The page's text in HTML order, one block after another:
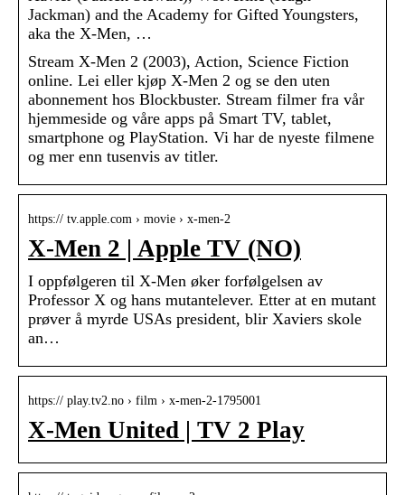
Jackman) and the Academy for Gifted Youngsters,
aka the X-Men, …
Stream X-Men 2 (2003), Action, Science Fiction
online. Lei eller kjøp X-Men 2 og se den uten
abonnement hos Blockbuster. Stream filmer fra vår
hjemmeside og våre apps på Smart TV, tablet,
smartphone og PlayStation. Vi har de nyeste filmene
og mer enn tusenvis av titler.
https:// tv.apple.com › movie › x-men-2
X-Men 2 | Apple TV (NO)
I oppfølgeren til X-Men øker forfølgelsen av
Professor X og hans mutantelever. Etter at en mutant
prøver å myrde USAs president, blir Xaviers skole
an…
https:// play.tv2.no › film › x-men-2-1795001
X-Men United | TV 2 Play